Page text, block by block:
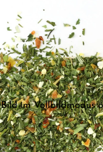
Bild im Vollbildmodus